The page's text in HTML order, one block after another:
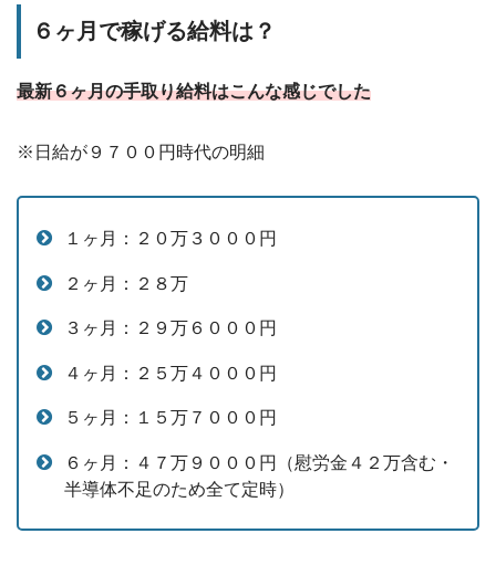
６ヶ月で稼げる給料は？
最新６ヶ月の手取り給料はこんな感じでした
※日給が９７００円時代の明細
１ヶ月：２０万３０００円
２ヶ月：２８万
３ヶ月：２９万６０００円
４ヶ月：２５万４０００円
５ヶ月：１５万７０００円
６ヶ月：４７万９０００円（慰労金４２万含む・
半導体不足のため全て定時）